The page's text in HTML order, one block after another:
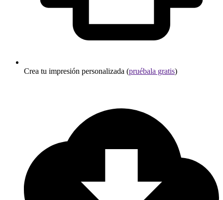
Crea tu impresión personalizada (pruébala gratis)